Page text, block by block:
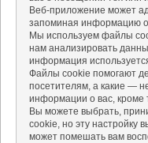
Веб-приложение может
запоминая информацию
Мы используем файлы
нам анализировать
информация
Файлы cookie помогают
посетителям, а какие —
информации о вас, кроме
Вы можете выбрать,
cookie, но эту настройку
может помешать вам